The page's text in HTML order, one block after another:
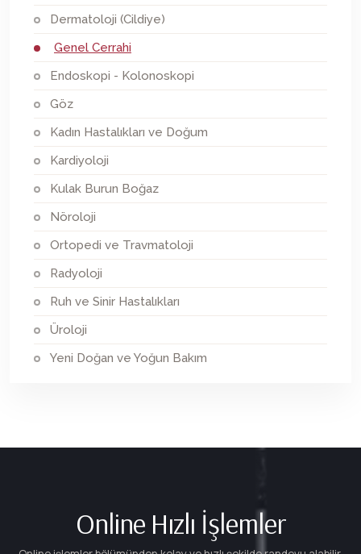
Dermatoloji (Cildiye)
Genel Cerrahi
Endoskopi - Kolonoskopi
Göz
Kadın Hastalıkları ve Doğum
Kardiyoloji
Kulak Burun Boğaz
Nöroloji
Ortopedi ve Travmatoloji
Radyoloji
Ruh ve Sinir Hastalıkları
Üroloji
Yeni Doğan ve Yoğun Bakım
Online Hızlı İşlemler